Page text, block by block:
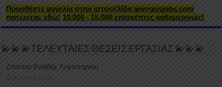
Προσθέστε αγγελία στην ιστοσελίδα anergosjobs.com
πατώντας εδώ! 10.000 - 15.000 επισκέπτες καθημερινώς!
💫💫💫ΤΕΛΕΥΤΑΙΕΣ ΘΕΣΕΙΣ ΕΡΓΑΣΙΑΣ 💫💫💫
Ζητείται Βοηθός Λογιστηρίου
August 6, 2026